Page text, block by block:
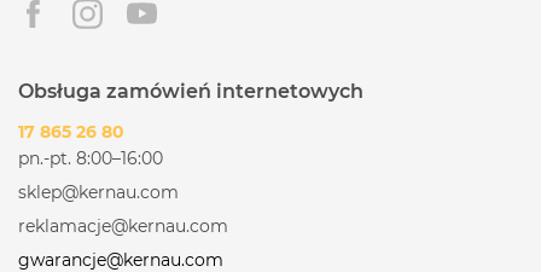
Obsługa zamówień internetowych
17 865 26 80
pn.-pt. 8:00–16:00
sklep@kernau.com
reklamacje@kernau.com
gwarancje@kernau.com